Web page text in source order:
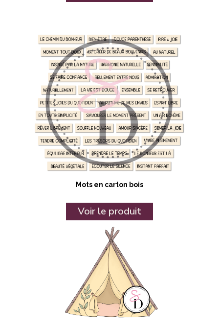
Mots en carton bois
Voir le produit